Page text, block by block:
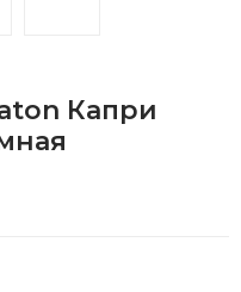
Капри